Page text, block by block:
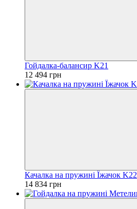
Гойдалка-балансир K21
12 494 грн
Качалка на пружині Їжачок K22
14 834 грн